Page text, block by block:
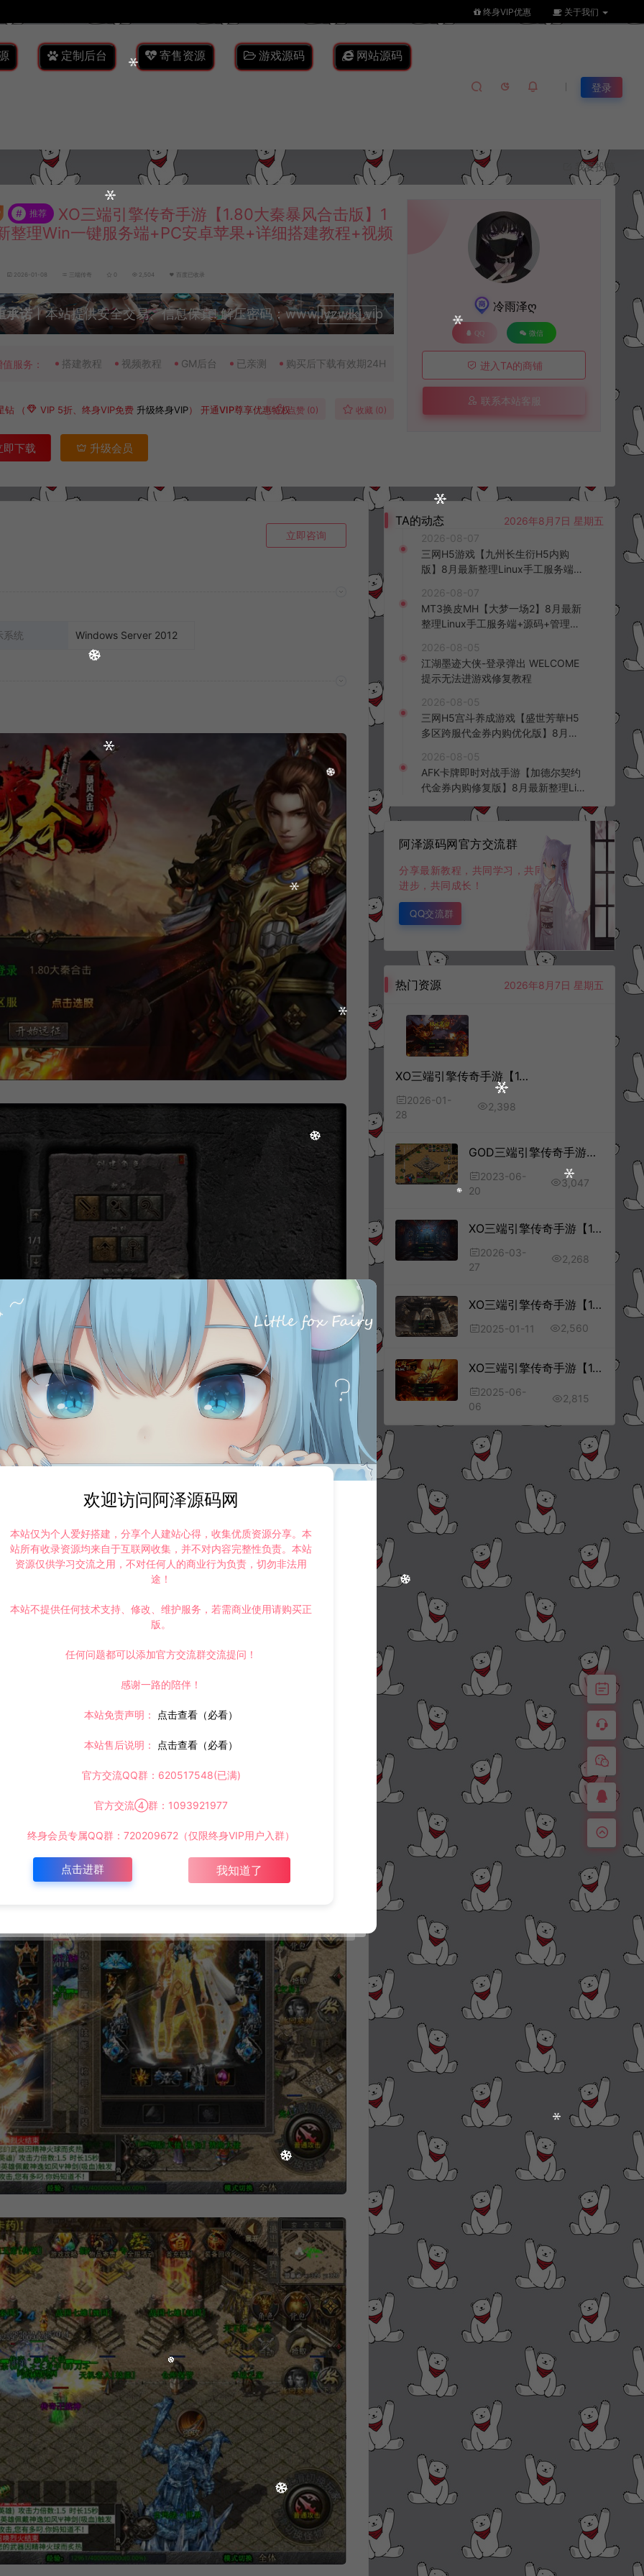
终身VIP优惠 关于我们
定制后台 寄售资源 游戏源码 网站源码
登录
我要投稿
# 推荐
XO三端引擎传奇手游【1.80大秦暴风合击版】1
整理Win一键服务端+PC安卓苹果+详细搭建教程+视频
2026-01-08 三端传奇 0 2,504 百度已收录
承诺丨本站提供安全交易、信息保真! 解压密码：www.lyzwlkj.vip
升级会员
值服务： 搭建教程 视频教程 GM后台 已亲测 购买后下载有效期24H
钻 （ VIP 5折、终身VIP免费 升级终身VIP）开通VIP尊享优惠特权点赞 (0) 收藏 (0)
下载 升级会员
冷雨泽ღ
QQ 微信
进入TA的商铺
联系本站客服
立即咨询
系统 Windows Server 2012
TA的动态
2026年8月7日 星期五
2026-08-07
三网H5游戏【九州长生衍H5内购
版】8月最新整理Linux手工服务端
客户端+详细搭建教程+视频教程
2026-08-07
MT3换皮MH【大梦一场2】8月最新
整理Linux手工服务端+源码+管理后
频教程
2026-08-05
江湖墨迹大侠-登录弹出 WELCOME
提示无法进游戏修复教程
2026-08-05
三网H5宫斗养成游戏【盛世芳華H5
多区跨服代金券内购优化版】8月最
台+全资源安卓+详细搭建教程+视频
教程
2026-08-05
AFK卡牌即时对战手游【加德尔契约
代金券内购修复版】8月最新整理Lin
K授权后台+安卓苹果双端+详细搭建
阿泽源码网官方交流群
分享最新教程，共同学习，共同
进步，共同成长！
QQ交流群
热门资源 2026年8月7日 星期五
XO三端引擎传奇手游【1.80龙域暴风合击版】1月最新整理Win一键服务端+PC安卓苹果+详细搭建教程+视频教程
2026-01-
28
2,398
GOD三端引擎传奇手游【GOD三职业基础版】6月最新整理复古Win一键服务端+复刻端游经典地图+PC安卓+详细搭建教程
2023-06-
20
3,047
XO三端引擎传奇手游【1.76红月合击版】3月最新整理Win一键服务端+PC安卓苹果+详细搭建教程+视频教程
2026-03-
27
2,268
XO三端引擎传奇手游【1.76经典比奇传奇】1月最新整理Win一键服务端+复刻端游+PC安卓苹果+详细搭建教程+视频教程
2025-01-11 2,560
XO三端引擎传奇手游【1.80大聖极品星王合击版】6月最新整理Win一键服务端+PC安卓苹果+详细搭建教程+视频教程
2025-06-
06
2,815
欢迎访问阿泽源码网
本站仅为个人爱好搭建，分享个人建站心得，收集优质资源分享。本
站所有收录资源均来自于互联网收集，并不对内容完整性负责。本站
资源仅供学习交流之用，不对任何人的商业行为负责，切勿非法用
途！
本站不提供任何技术支持、修改、维护服务，若需商业使用请购买正
版。
任何问题都可以添加官方交流群交流提问！
感谢一路的陪伴！
本站免责声明： 点击查看（必看）
本站售后说明： 点击查看（必看）
官方交流QQ群：620517548(已满)
官方交流④群：1093921977
终身会员专属QQ群：720209672（仅限终身VIP用户入群）
点击进群 我知道了